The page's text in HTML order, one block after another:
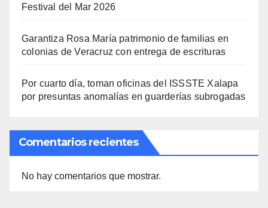
Festival del Mar 2026
Garantiza Rosa María patrimonio de familias en
colonias de Veracruz con entrega de escrituras
Por cuarto día, toman oficinas del ISSSTE Xalapa
por presuntas anomalías en guarderías subrogadas
Comentarios recientes
No hay comentarios que mostrar.